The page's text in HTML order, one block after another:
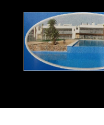
contenu